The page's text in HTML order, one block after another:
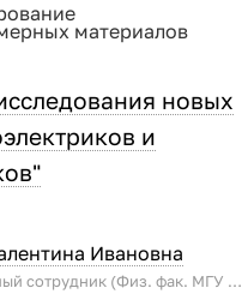
материалов
новых
и
Ивановна
Ведущий научный сотрудник (Физ. фак. МГУ имени М.В. Ломоносова)